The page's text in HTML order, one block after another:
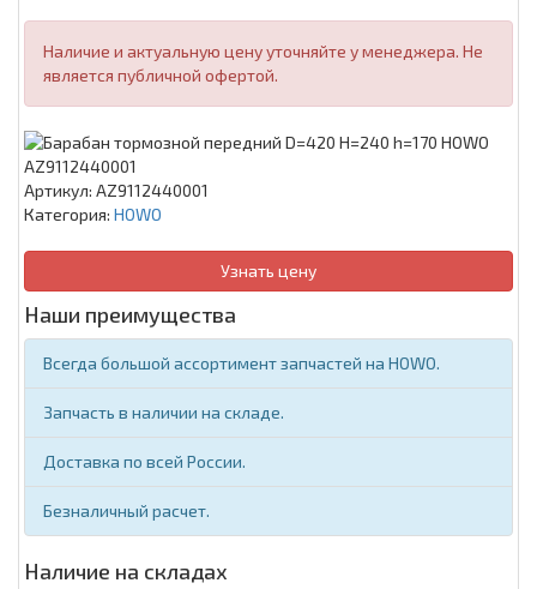
Наличие и актуальную цену уточняйте у менеджера. Не
является публичной офертой.
Артикул: AZ9112440001
Категория: HOWO
Узнать цену
Наши преимущества
Всегда большой ассортимент запчастей на HOWO.
Запчасть в наличии на складе.
Доставка по всей России.
Безналичный расчет.
Наличие на складах